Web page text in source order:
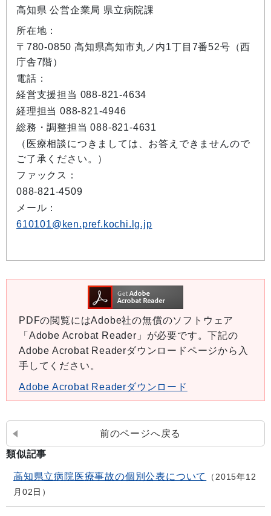
高知県 公営企業局 県立病院課
所在地：
〒780-0850 高知県高知市丸ノ内1丁目7番52号（西
庁舎7階）
電話：
経営支援担当 088-821-4634
経理担当 088-821-4946
総務・調整担当 088-821-4631
（医療相談につきましては、お答えできませんので
ご了承ください。）
ファックス：
088-821-4509
メール：
610101@ken.pref.kochi.lg.jp
PDFの閲覧にはAdobe社の無償のソフトウェア
「Adobe Acrobat Reader」が必要です。下記の
Adobe Acrobat Readerダウンロードページから入
手してください。
Adobe Acrobat Readerダウンロード
前のページへ戻る
類似記事
高知県立病院医療事故の個別公表について
2015年12
月02日